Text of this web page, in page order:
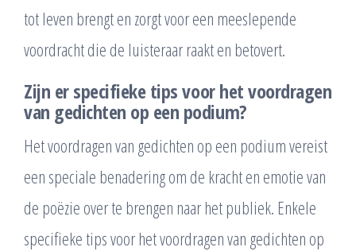
tot leven brengt en zorgt voor een meeslepende
voordracht die de luisteraar raakt en betovert.
Zijn er specifieke tips voor het voordragen
van gedichten op een podium?
Het voordragen van gedichten op een podium vereist
een speciale benadering om de kracht en emotie van
de poëzie over te brengen naar het publiek. Enkele
specifieke tips voor het voordragen van gedichten op